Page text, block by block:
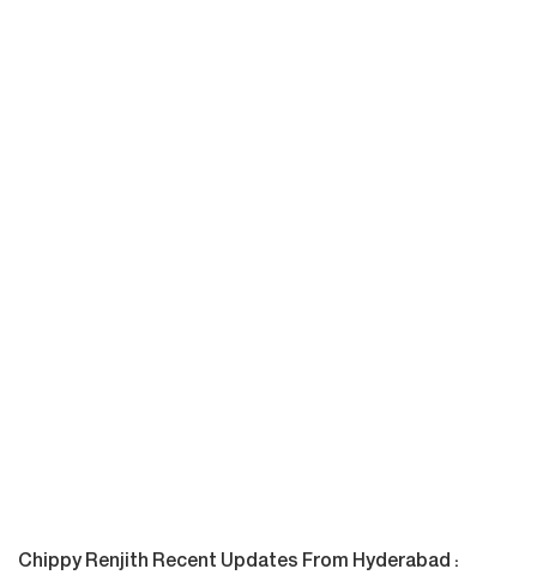
Chippy Renjith Recent Updates From Hyderabad :